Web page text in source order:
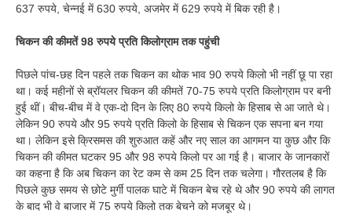
637 रुपये, चेन्नई में 630 रुपये, अजमेर में 629 रुपये में बिक रही है।
चिकन की कीमतें 98 रुपये प्रति किलोग्राम तक पहुंची
पिछले पांच-छह दिन पहले तक चिकन का थोक भाव 90 रुपये किलो भी नहीं छू पा रहा
था। कई महीनों से ब्रॉयलर चिकन की कीमतें 70-75 रुपये प्रति किलोग्राम पर बनी
हुई थीं। बीच-बीच में वे एक-दो दिन के लिए 80 रुपये किलो के हिसाब से आ जाते थे।
लेकिन 90 रुपये और 95 रुपये प्रति किलो के हिसाब से चिकन एक सपना बन गया
था। लेकिन इसे क्रिसमस की शुरुआत कहें और नए साल का आगमन या कुछ और कि
चिकन की कीमत घटकर 95 और 98 रुपये किलो पर आ गई है। बाजार के जानकारों
का कहना है कि अब चिकन का रेट कम से कम 25 दिन तक चलेगा। गौरतलब है कि
पिछले कुछ समय से छोटे मुर्गी पालक घाटे में चिकन बेच रहे थे और 90 रुपये की लागत
के बाद भी वे बाजार में 75 रुपये किलो तक बेचने को मजबूर थे।